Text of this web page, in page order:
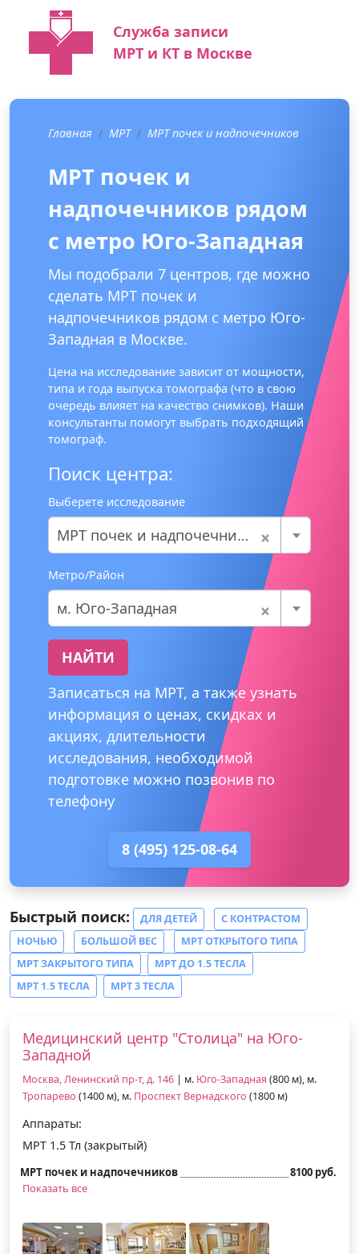
Служба записи
МРТ и КТ в Москве
Главная МРТ МРТ почек и надпочечников
МРТ почек и
надпочечников рядом
с метро Юго-Западная
Мы подобрали 7 центров, где можно
сделать МРТ почек и
надпочечников рядом с метро Юго-
Западная в Москве.
Цена на исследование зависит от мощности,
типа и года выпуска томографа (что в свою
очередь влияет на качество снимков). Наши
консультанты помогут выбрать подходящий
томограф.
Поиск центра:
Выберете исследование
×
МРТ почек и надпочечников
Метро/Район
×
м. Юго-Западная
НАЙТИ
Записаться на МРТ, а также узнать
информация о ценах, скидках и
акциях, длительности
исследования, необходимой
подготовке можно позвонив по
телефону
8 (495) 125-08-64
Быстрый поиск: ДЛЯ ДЕТЕЙ
С КОНТРАСТОМ
НОЧЬЮ
БОЛЬШОЙ ВЕС
МРТ ОТКРЫТОГО ТИПА
МРТ ЗАКРЫТОГО ТИПА
МРТ ДО 1.5 ТЕСЛА
МРТ 1.5 ТЕСЛА
МРТ 3 ТЕСЛА
Медицинский центр "Столица" на Юго-
Западной
Москва, Ленинский пр-т, д. 146 | м. Юго-Западная (800 м), м.
Тропарево (1400 м), м. Проспект Вернадского (1800 м)
Аппараты:
МРТ 1.5 Тл (закрытый)
МРТ почек и надпочечников
8100 руб.
Показать все